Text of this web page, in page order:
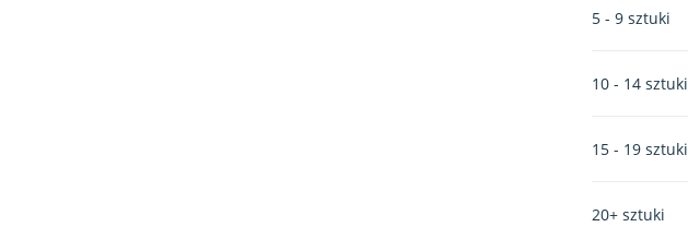
5 - 9 sztuki
10 - 14 sztuki
15 - 19 sztuki
20+ sztuki